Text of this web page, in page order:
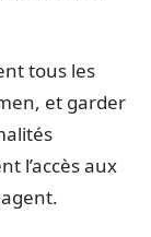
tous les
et garder
l’accès aux